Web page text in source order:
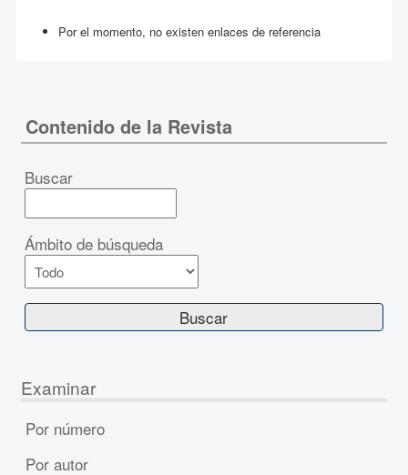
Por el momento, no existen enlaces de referencia
Contenido de la Revista
Buscar
Ámbito de búsqueda
Examinar
Por número
Por autor